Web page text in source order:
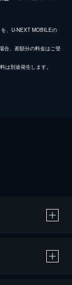
、U-NEXT MOBILEの
合、差額分の料金はご登
は別途発生します。